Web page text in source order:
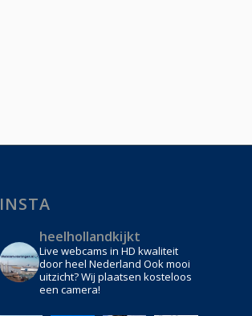
INSTA
heelhollandkijkt
Live webcams in HD kwaliteit
door heel Nederland Ook mooi
uitzicht? Wij plaatsen kosteloos
een camera!